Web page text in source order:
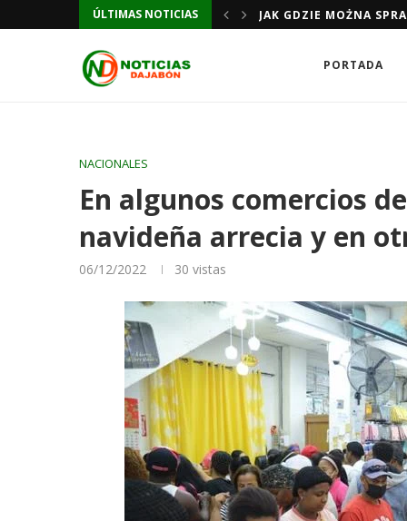
ÚLTIMAS NOTICIAS
JAK GDZIE MOŻNA
PORTADA
NACIONALES
En algunos comercios
navideña arrecia y en
06/12/2022 30 vistas